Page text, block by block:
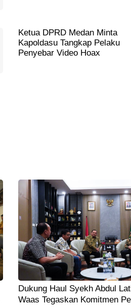
Ketua DPRD Medan Minta
Kapoldasu Tangkap Pelaku
Penyebar Video Hoax
Dukung Haul Syekh Abdul
Waas Tegaskan Komitmen